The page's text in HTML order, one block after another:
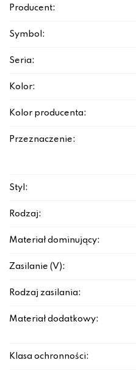
Producent:
Symbol:
Seria:
Kolor:
Kolor producenta:
Przeznaczenie:
Styl:
Rodzaj:
Materiał dominujący:
Zasilanie (V):
Rodzaj zasilania:
Materiał dodatkowy:
Klasa ochronności: